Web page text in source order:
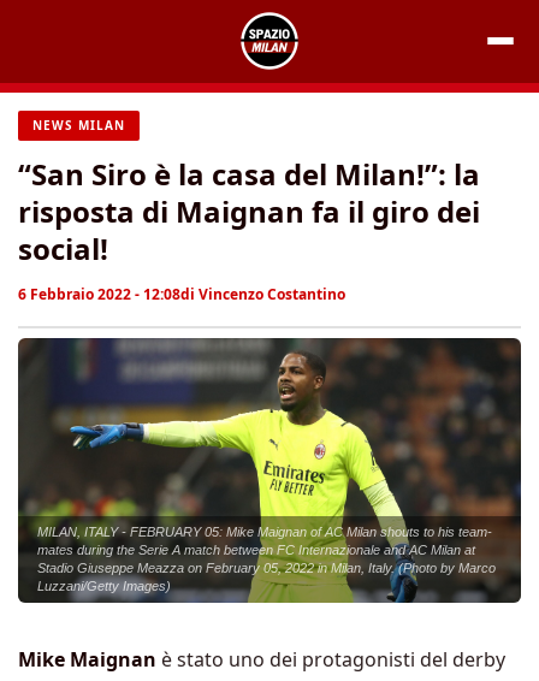
contenuto
NEWS MILAN
“San Siro è la casa del Milan!”: la
risposta di Maignan fa il giro dei
social!
6 Febbraio 2022 - 12:08di Vincenzo Costantino
MILAN, ITALY - FEBRUARY 05: Mike Maignan of AC Milan shouts to his team-
mates during the Serie A match between FC Internazionale and AC Milan at
Stadio Giuseppe Meazza on February 05, 2022 in Milan, Italy. (Photo by Marco
Luzzani/Getty Images)
Mike Maignan è stato uno dei protagonisti del derby